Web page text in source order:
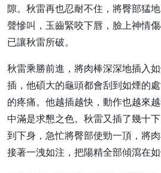
隙。秋雷再也忍耐不住，將臀部猛
聲慘叫，玉齒緊咬下唇，臉上神情
已讓秋雷所破。
秋雷乘勝前進，將肉棒深深地插入
插，他碩大的龜頭都會刮到如煙的
的疼痛。他越插越快，動作也越來
中滿是求懇之色。秋雷又插了幾十
到下身，急忙將臀部使勁一頂，將
接著一洩如注，把陽精全部傾瀉在